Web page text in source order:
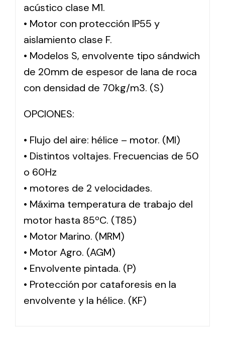
acústico clase M1.
• Motor con protección IP55 y
aislamiento clase F.
• Modelos S, envolvente tipo sándwich
de 20mm de espesor de lana de roca
con densidad de 70kg/m3. (S)
OPCIONES:
• Flujo del aire: hélice – motor. (MI)
• Distintos voltajes. Frecuencias de 50
o 60Hz
• motores de 2 velocidades.
• Máxima temperatura de trabajo del
motor hasta 85ºC. (T85)
• Motor Marino. (MRM)
• Motor Agro. (AGM)
• Envolvente pintada. (P)
• Protección por cataforesis en la
envolvente y la hélice. (KF)